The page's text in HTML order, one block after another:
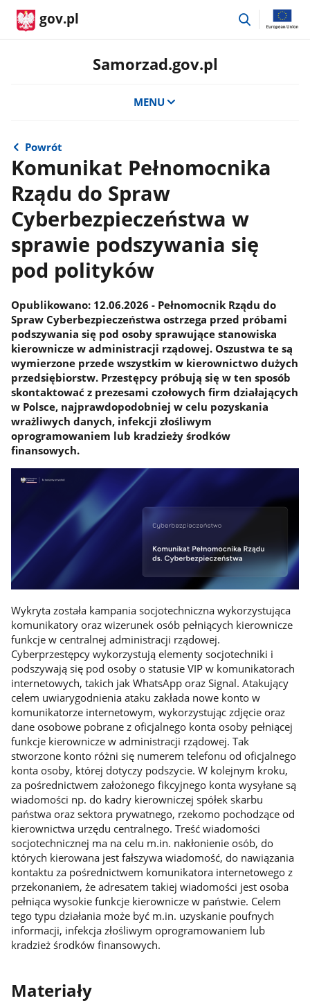
gov.pl
przejdź
Samorzad.gov.pl
MENU
Powrót
Komunikat Pełnomocnika
Rządu do Spraw
Cyberbezpieczeństwa w
sprawie podszywania się
pod polityków
​​​Opublikowano: 12.06.2026 - Pełnomocnik Rządu do
Spraw Cyberbezpieczeństwa ostrzega przed próbami
podszywania się pod osoby sprawujące stanowiska
kierownicze w administracji rządowej. Oszustwa te są
wymierzone przede wszystkim w kierownictwo dużych
przedsiębiorstw. Przestępcy próbują się w ten sposób
skontaktować z prezesami czołowych firm działających
w Polsce, najprawdopodobniej w celu pozyskania
wrażliwych danych, infekcji złośliwym
oprogramowaniem lub kradzieży środków
finansowych.
Wykryta została kampania socjotechniczna wykorzystująca
komunikatory oraz wizerunek osób pełniących kierownicze
funkcje w centralnej administracji rządowej.
Cyberprzestępcy wykorzystują elementy socjotechniki i
podszywają się pod osoby o statusie VIP w komunikatorach
internetowych, takich jak WhatsApp oraz Signal. Atakujący
celem uwiarygodnienia ataku zakłada nowe konto w
komunikatorze internetowym, wykorzystując zdjęcie oraz
dane osobowe pobrane z oficjalnego konta osoby pełniącej
funkcje kierownicze w administracji rządowej. Tak
stworzone konto różni się numerem telefonu od oficjalnego
konta osoby, której dotyczy podszycie. W kolejnym kroku,
za pośrednictwem założonego fikcyjnego konta wysyłane są
wiadomości np. do kadry kierowniczej spółek skarbu
państwa oraz sektora prywatnego, rzekomo pochodzące od
kierownictwa urzędu centralnego. Treść wiadomości
socjotechnicznej ma na celu m.in. nakłonienie osób, do
których kierowana jest fałszywa wiadomość, do nawiązania
kontaktu za pośrednictwem komunikatora internetowego z
przekonaniem, że adresatem takiej wiadomości jest osoba
pełniąca wysokie funkcje kierownicze w państwie. Celem
tego typu działania może być m.in. uzyskanie poufnych
informacji, infekcja złośliwym oprogramowaniem lub
kradzież środków finansowych.
Materiały